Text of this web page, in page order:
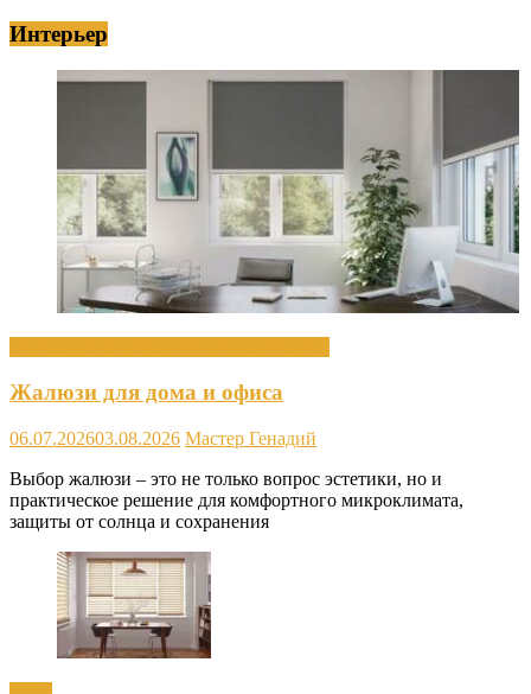
Интерьер
Жалюзи для дома и офиса
06.07.202603.08.2026 Мастер Генадий
Выбор жалюзи – это не только вопрос эстетики, но и
практическое решение для комфортного микроклимата,
защиты от солнца и сохранения